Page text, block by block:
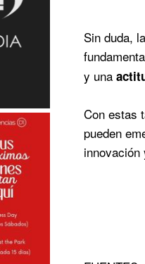
Sin duda,
y una
Con estas
pueden
innovación